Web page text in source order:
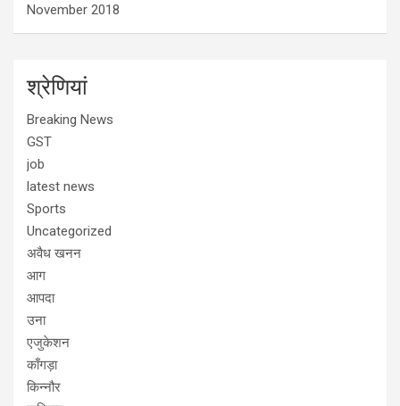
November 2018
श्रेणियां
Breaking News
GST
job
latest news
Sports
Uncategorized
अवैध खनन
आग
आपदा
उना
एजुकेशन
काँगड़ा
किन्नौर